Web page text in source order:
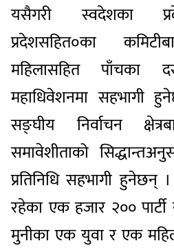
यसैगरी स्वदेशका
प्रदेशसहित०का
महिलासहित पाँचका
महाधिवेशनमा
सङ्घीय निर्वाचन
समावेशीताको
प्रतिनिधि सहभागी हुनेछन् ।
रहेका एक हजार २००
मुनीका एक युवा र एक